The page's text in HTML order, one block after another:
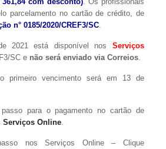
parcelamento no cartão de crédito, de
n° 0185/2020/CREF3/SC
2021 está disponível nos Serviços
SC e não será enviado via Correios
primeiro vencimento será em 13 de
para o pagamento no cartão de
Serviços Online
nos Serviços Online – Clique